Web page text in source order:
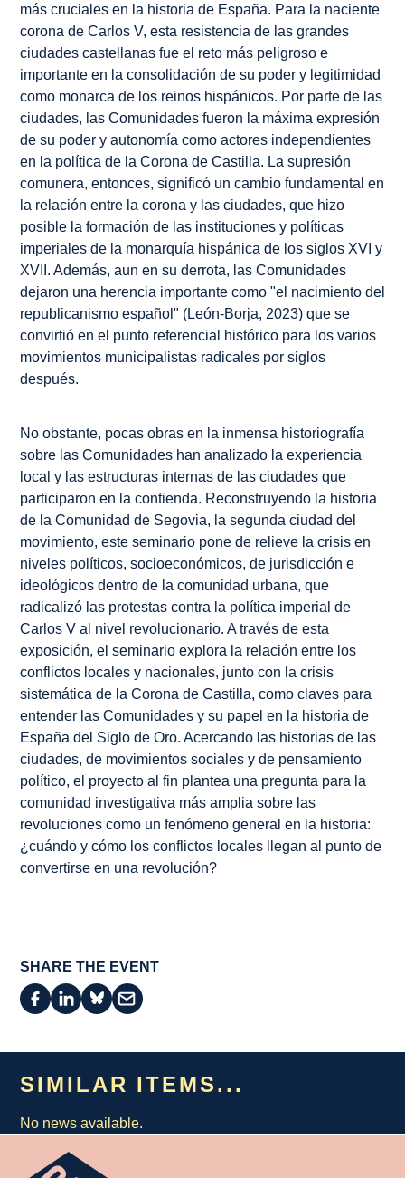
más cruciales en la historia de España. Para la naciente
corona de Carlos V, esta resistencia de las grandes
ciudades castellanas fue el reto más peligroso e
importante en la consolidación de su poder y legitimidad
como monarca de los reinos hispánicos. Por parte de las
ciudades, las Comunidades fueron la máxima expresión
de su poder y autonomía como actores independientes
en la política de la Corona de Castilla. La supresión
comunera, entonces, significó un cambio fundamental en
la relación entre la corona y las ciudades, que hizo
posible la formación de las instituciones y políticas
imperiales de la monarquía hispánica de los siglos XVI y
XVII. Además, aun en su derrota, las Comunidades
dejaron una herencia importante como "el nacimiento del
republicanismo español" (León-Borja, 2023) que se
convirtió en el punto referencial histórico para los varios
movimientos municipalistas radicales por siglos
después.
No obstante, pocas obras en la inmensa historiografía
sobre las Comunidades han analizado la experiencia
local y las estructuras internas de las ciudades que
participaron en la contienda. Reconstruyendo la historia
de la Comunidad de Segovia, la segunda ciudad del
movimiento, este seminario pone de relieve la crisis en
niveles políticos, socioeconómicos, de jurisdicción e
ideológicos dentro de la comunidad urbana, que
radicalizó las protestas contra la política imperial de
Carlos V al nivel revolucionario. A través de esta
exposición, el seminario explora la relación entre los
conflictos locales y nacionales, junto con la crisis
sistemática de la Corona de Castilla, como claves para
entender las Comunidades y su papel en la historia de
España del Siglo de Oro. Acercando las historias de las
ciudades, de movimientos sociales y de pensamiento
político, el proyecto al fin plantea una pregunta para la
comunidad investigativa más amplia sobre las
revoluciones como un fenómeno general en la historia:
¿cuándo y cómo los conflictos locales llegan al punto de
convertirse en una revolución?
SHARE THE EVENT
SIMILAR ITEMS...
No news available.